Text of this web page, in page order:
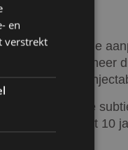
ligt echter in de
en vaak meer
gebruik van
mensen die
geven die tot 10
en
verstrekt